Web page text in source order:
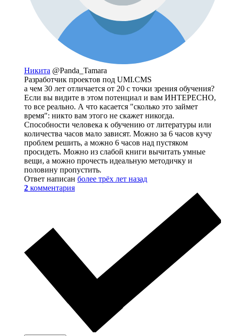
Никита @Panda_Tamara
Разработчик проектов под UMI.CMS
а чем 30 лет отличается от 20 с точки зрения обучения?
Если вы видите в этом потенциал и вам ИНТЕРЕСНО,
то все реально. А что касается "сколько это займет
время": никто вам этого не скажет никогда.
Способности человека к обучению от литературы или
количества часов мало зависят. Можно за 6 часов кучу
проблем решить, а можно 6 часов над пустяком
просидеть. Можно из слабой книги вычитать умные
вещи, а можно прочесть идеальную методичку и
половину пропустить.
Ответ написан более трёх лет назад
2 комментария